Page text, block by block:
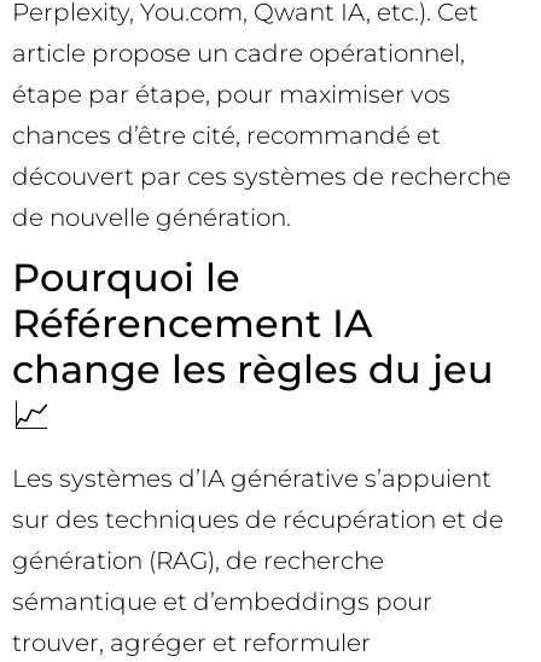
Perplexity, You.com, Qwant IA, etc.). Cet
article propose un cadre opérationnel,
étape par étape, pour maximiser vos
chances d’être cité, recommandé et
découvert par ces systèmes de recherche
de nouvelle génération.
Pourquoi le
Référencement IA
change les règles du jeu
📈
Les systèmes d’IA générative s’appuient
sur des techniques de récupération et de
génération (RAG), de recherche
sémantique et d’embeddings pour
trouver, agréger et reformuler